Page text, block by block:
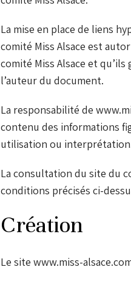
La mise en place de liens
comité Miss Alsace est
comité Miss Alsace et
l’auteur du document.
La responsabilité de
contenu des informations
utilisation ou
La consultation du site du
conditions précisés ci-
Création
Le site www.miss-